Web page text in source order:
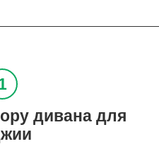
дивана для